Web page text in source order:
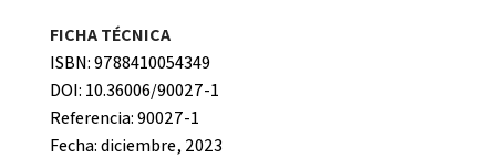
FICHA TÉCNICA
ISBN: 9788410054349
DOI: 10.36006/90027-1
Referencia: 90027-1
Fecha: diciembre, 2023